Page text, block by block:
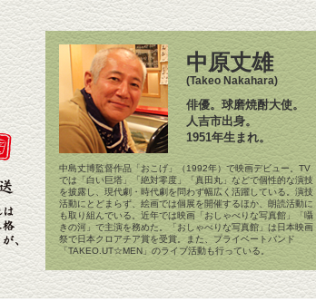
中原丈雄
(Takeo Nakahara)
俳優。球磨焼酎大使。
人吉市出身。
1951年生まれ。
中島丈博監督作品「おこげ」（1992年）で映画デビュー。TV
では「白い巨塔」「絶対零度」「真田丸」などで個性的な演技
を披露し、現代劇・時代劇を問わず幅広く活躍している。演技
活動にとどまらず、絵画では個展を開催するほか、朗読活動に
も取り組んでいる。近年では映画「おしゃべりな写真館」「囁
きの河」で主演を務めた。「おしゃべりな写真館」は日本映画
祭で日本クロアチア賞を受賞。また、プライベートバンド
「TAKEO.UT☆MEN」のライブ活動も行っている。